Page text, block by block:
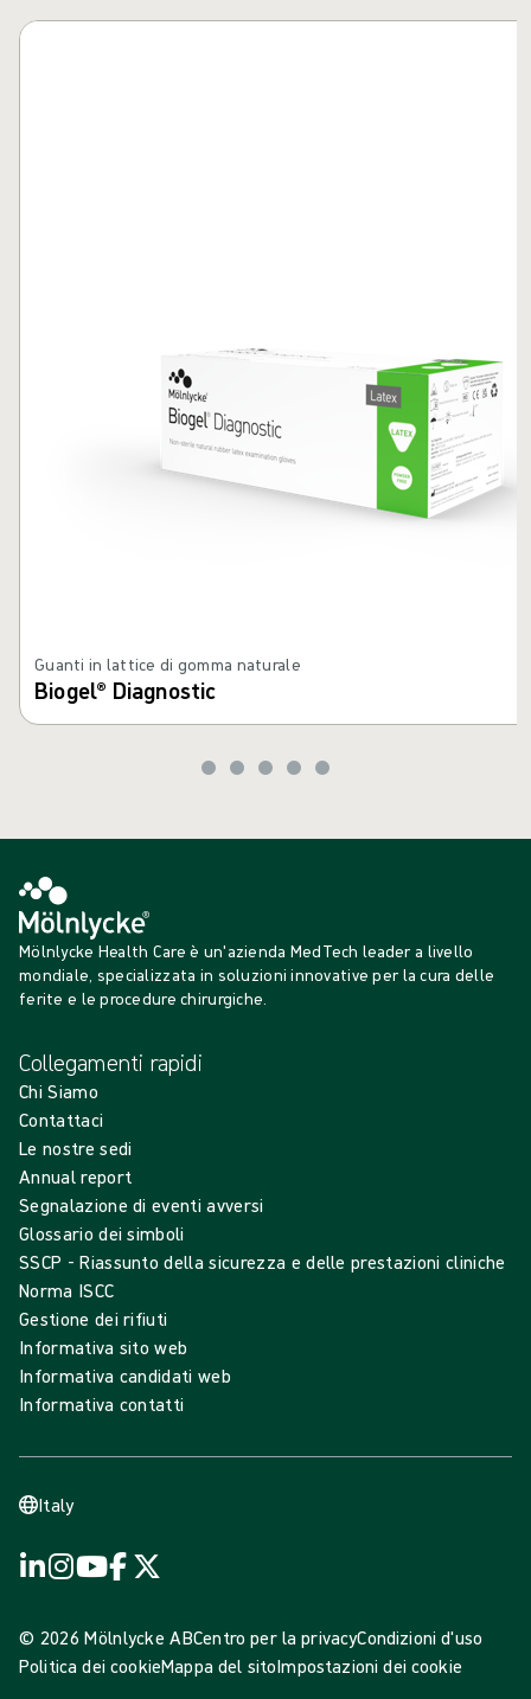
Guanti in lattice di gomma naturale
Biogel® Diagnostic
Mölnlycke Health Care è un'azienda MedTech leader a livello
mondiale, specializzata in soluzioni innovative per la cura delle
ferite e le procedure chirurgiche.
Collegamenti rapidi
Chi Siamo
Contattaci
Le nostre sedi
Annual report
Segnalazione di eventi avversi
Glossario dei simboli
SSCP - Riassunto della sicurezza e delle prestazioni cliniche
Norma ISCC
Gestione dei rifiuti
Informativa sito web
Informativa candidati web
Informativa contatti
Italy
© 2026 Mölnlycke ABCentro per la privacyCondizioni d'uso
Politica dei cookieMappa del sitoImpostazioni dei cookie